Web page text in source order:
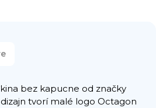
bez kapucne od značky
tvorí malé logo Octagon